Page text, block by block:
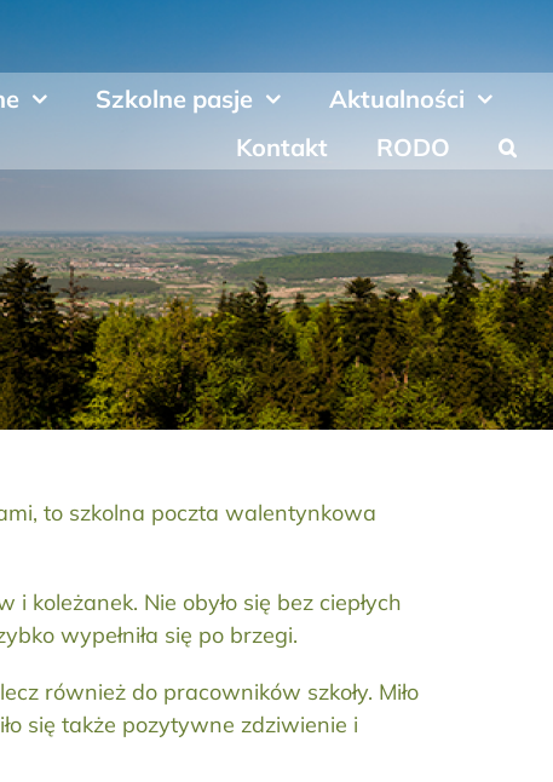
Szkolne pasje
Aktualności
Kontakt
RODO
to szkolna poczta walentynkowa
Nie obyło się bez ciepłych
wypełniła się po brzegi.
również do pracowników szkoły. Miło
się także pozytywne zdziwienie i